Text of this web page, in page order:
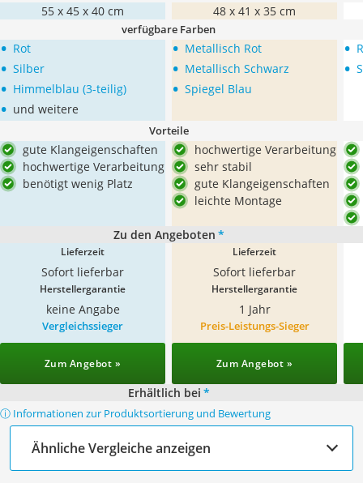
55 x 45 x 40 cm 48 x 41 x 35 cm
verfügbare Farben
• Rot
• Silber
• Himmelblau (3-teilig)
• und weitere
• Metallisch Rot
• Metallisch Schwarz
• Spiegel Blau
•
•
Vorteile
gute Klangeigenschaften
hochwertige Verarbeitung
benötigt wenig Platz
hochwertige Verarbeitung
sehr stabil
gute Klangeigenschaften
leichte Montage
Zu den Angeboten *
Lieferzeit
Sofort lieferbar
Lieferzeit
Sofort lieferbar
Herstellergarantie
keine Angabe
Herstellergarantie
1 Jahr
Vergleichssieger
Zum Angebot »
Preis-Leistungs-Sieger
Zum Angebot »
Erhältlich bei *
ⓘ Informationen zur Produktsortierung und Bewertung
Ähnliche Vergleiche anzeigen